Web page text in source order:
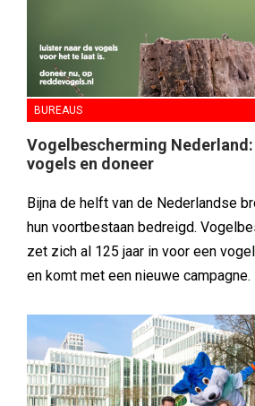
BUREAUS
Vogelbescherming
vogels en doneer
Bijna de helft van de Nederlandse
hun voortbestaan bedreigd.
zet zich al 125 jaar in voor een
en komt met een nieuwe campagne.